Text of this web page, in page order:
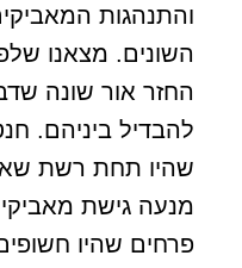
והתנהגות
השונים. מצאנו
החזר אור שונה
להבדיל ביניהם.
שהיו תחת רשת
מנעה גישת
פרחים שהיו